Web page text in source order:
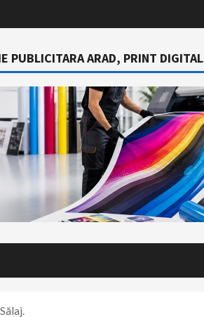
PUBLICITARA ARAD, PRINT